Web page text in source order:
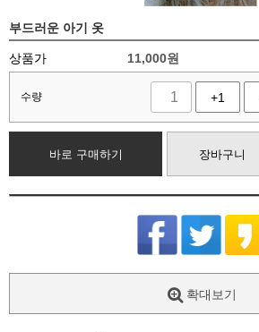
부드러운 아기 옷
상품가 11,000원
수량 +1
바로 구매하기 장바구니
확대보기